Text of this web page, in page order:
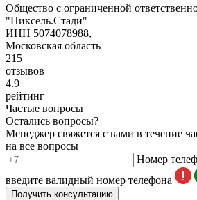
Общество с ограниченной
"Пиксель.Стади"
ИНН 5074078988,
Московская область
215
отзывов
4.9
рейтинг
Частые вопросы
Остались вопросы?
Менеджер свяжется с вами в течение
на все вопросы
Номер
введите валидный номер телефона
Получить консультацию